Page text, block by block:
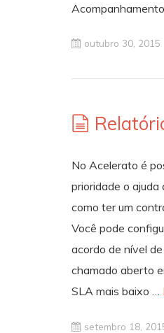
outubro 30, 2015
No Acelerato é
prioridade o
como ter um
Você pode
acordo de nível
chamado aberto
SLA mais baixo …
setembro 18,